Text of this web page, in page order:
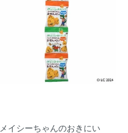
メイシーちゃんのおきにい